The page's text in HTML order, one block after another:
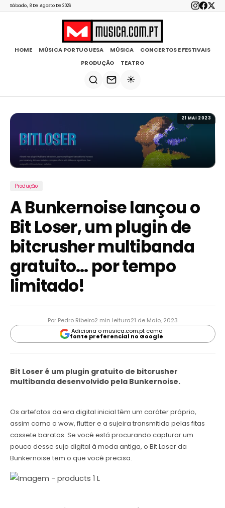
Sábado, 8 De Agosto De 2026
HOME MÚSICA PORTUGUESA MÚSICA
CONCERTOS E FESTIVAIS
PRODUÇÃO
TEATRO
☀️
21 MAI 2023
Produção
A Bunkernoise lançou o
Bit Loser, um plugin de
bitcrusher multibanda
gratuito… por tempo
limitado!
Por Pedro Ribeiro2 min leitura21 de Maio, 2023
Adiciona o musica.com.pt como
fonte preferencial no Google
Bit Loser é um plugin gratuito de bitcrusher
multibanda desenvolvido pela Bunkernoise.
Os artefatos da era digital inicial têm um caráter próprio,
assim como o wow, flutter e a sujeira transmitida pelas fitas
cassete baratas. Se você está procurando capturar um
pouco desse sujo digital à moda antiga, o Bit Loser da
Bunkernoise tem o que você precisa.